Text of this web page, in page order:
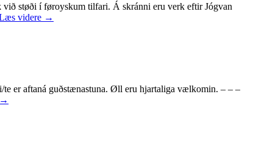
støði í føroyskum tilfari. Á skránni eru verk eftir Jógvan
videre →
er aftaná guðstænastuna. Øll eru hjartaliga vælkomin. – – –
→